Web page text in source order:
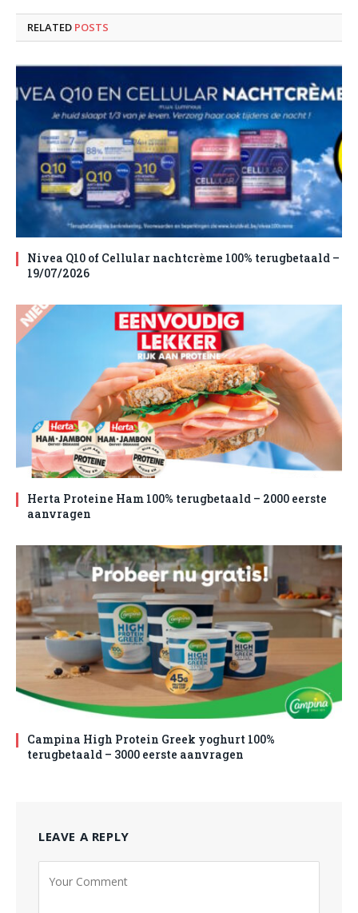
RELATED POSTS
Nivea Q10 of Cellular nachtcrème 100% terugbetaald –
19/07/2026
Herta Proteine Ham 100% terugbetaald – 2000 eerste
aanvragen
Campina High Protein Greek yoghurt 100%
terugbetaald – 3000 eerste aanvragen
LEAVE A REPLY